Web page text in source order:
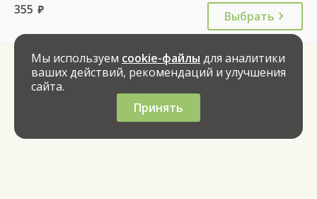
355 руб. Выбрать
Мы используем cookie-файлы для аналитики
ваших действий, рекомендаций и улучшения
сайта.
Принять